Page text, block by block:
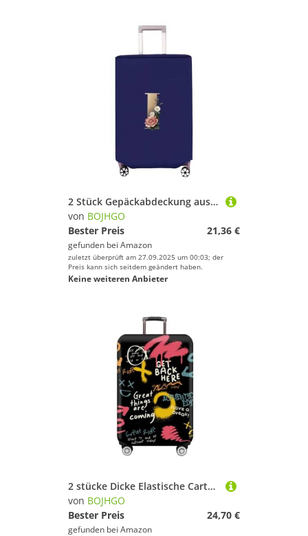
2 Stück Gepäckabdeckung aus Vliesstoff, Kofferschutz, Gepäck, Staubschutz, geeignet for 50,8–76, cm große Koffer mit goldenem Buchstabendruck für Drinnen Draußen(Blue I,30 inch)
von BOJHGO
Bester Preis
21,36 €
gefunden bei Amazon
zuletzt überprüft am 27.09.2025 um 00:03; der
Preis kann sich seitdem geändert haben.
Keine weiteren Anbieter
2 stücke Dicke Elastische Cartoon Gepäck Schutzhülle Zipper Anzug Tasche Koffer Abdeckungen Trolley Abdeckung Reise Zubehör für Drinnen Draußen(Colorful dot,M 22-24 inch)
von BOJHGO
Bester Preis
24,70 €
gefunden bei Amazon